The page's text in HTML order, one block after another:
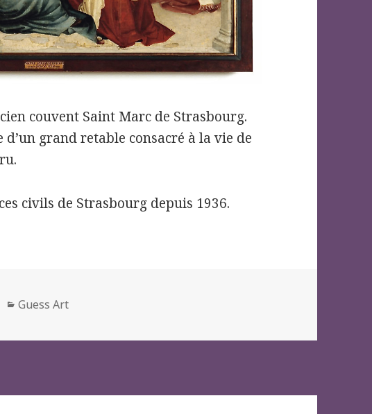
couvent Saint Marc de Strasbourg.
grand retable consacré à la vie de
civils de Strasbourg depuis 1936.
Categories
Guess Art